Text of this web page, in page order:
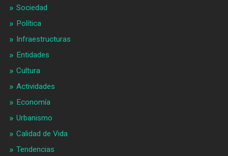
Sociedad
Política
Infraestructuras
Entidades
Cultura
Actividades
Economía
Urbanismo
Calidad de Vida
Tendencias